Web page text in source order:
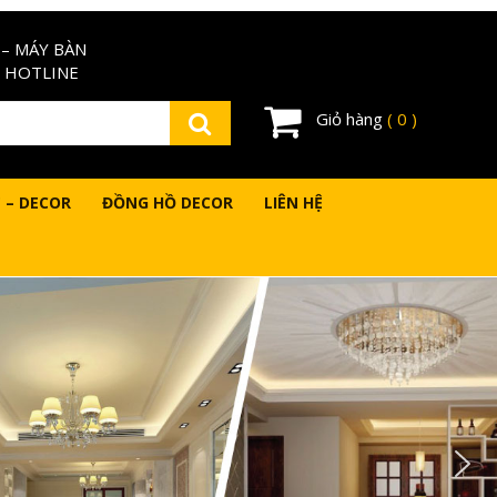
– MÁY BÀN
HOTLINE
Giỏ hàng ( 0 )
DECOR ĐỒNG HỒ DECOR LIÊN HỆ